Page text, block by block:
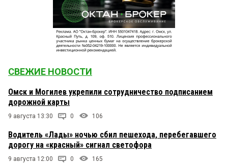
СВЕЖИЕ НОВОСТИ
Омск и Могилев укрепили сотрудничество подписанием
дорожной карты
9 августа 13:30 0 106
Водитель «Лады» ночью сбил пешехода, перебегавшего
дорогу на «красный» сигнал светофора
9 августа 12:00 0 165